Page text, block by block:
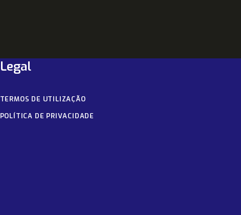
Legal
TERMOS DE UTILIZAÇÃO
POLÍTICA DE PRIVACIDADE